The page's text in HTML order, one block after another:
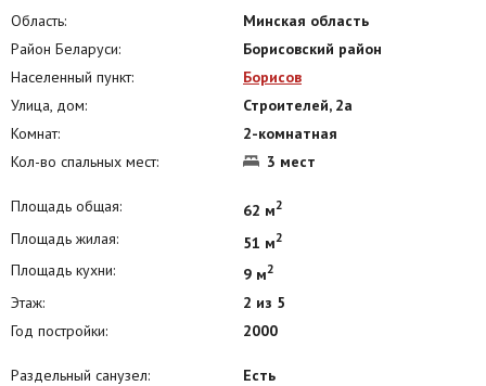
Область:
Минская область
Район Беларуси:
Борисовский район
Населенный пункт:
Борисов
Улица, дом:
Строителей, 2а
Комнат:
2-комнатная
Кол-во спальных мест:
3 мест
Площадь общая: 62 м2
Площадь жилая: 51 м2
Площадь кухни: 9 м2
Этаж:
2 из 5
Год постройки:
2000
Раздельный санузел:
Есть